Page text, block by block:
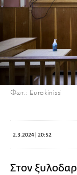
Φωτ.: Eurokinissi
2.3.2024 | 20:52
Στον